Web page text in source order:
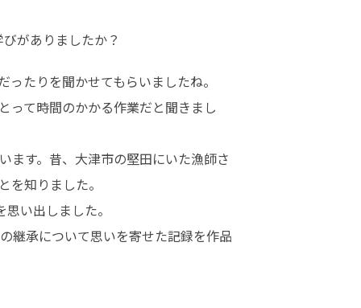
がありましたか？
たりを聞かせてもらいましたね。
って時間のかかる作業だと聞きまし
ます。昔、大津市の堅田にいた漁師さ
知りました。
い出しました。
継承について思いを寄せた記録を作品